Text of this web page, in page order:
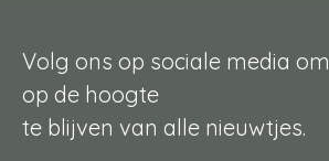
Volg ons op sociale media om
op de hoogte
te blijven van alle nieuwtjes.